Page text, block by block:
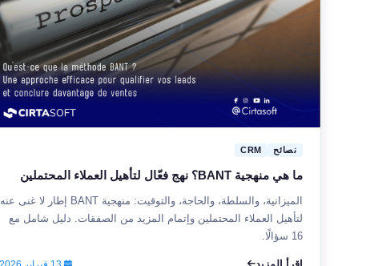
نصائح CRM
ما هي منهجية BANT؟ نهج فعّال لتأهيل العملاء المحتملين
الميزانية، والسلطة، والحاجة، والتوقيت: منهجية BANT إطار لا غنى عنه
لتأهيل العملاء المحتملين وإتمام المزيد من الصفقات. دليل شامل مع
16 سؤالًا.